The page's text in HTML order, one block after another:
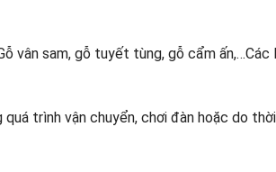
vân sam, gỗ tuyết tùng, gỗ cẩm ấn,…Các
trình vận chuyển, chơi đàn hoặc do thời